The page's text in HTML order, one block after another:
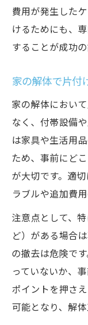
整理
解体工
方法
しよう
費用トラブ
解体工
重要性
誤解し
方法
解体
を伝授
家屋解
ント
解体
まとめ
費用が発生した
けるためにも、
することが成功の
家の解体で片付
家の解体におい
なく、付帯設備
は家具や生活用
ため、事前にど
が大切です。適
ラブルや追加費
注意点として、
ど）がある場合
の撤去は危険で
っていないか、
ポイントを押さ
可能となり、解